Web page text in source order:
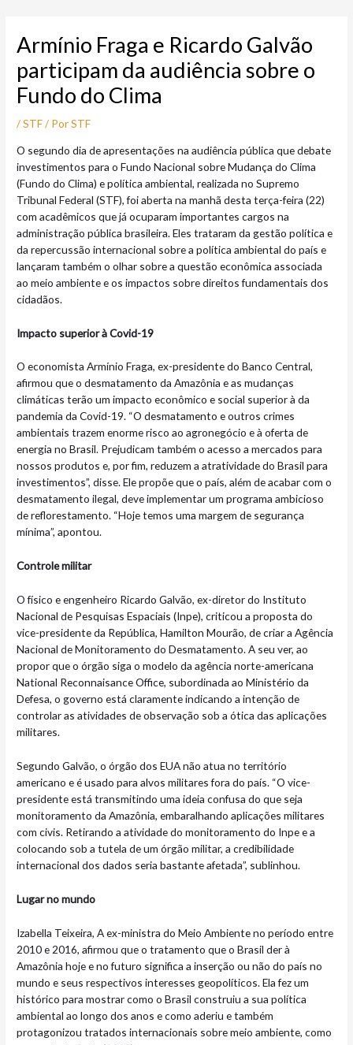
conteúdo
Armínio Fraga e Ricardo Galvão
participam da audiência sobre o
Fundo do Clima
/STF/ PorSTF
O segundo dia de apresentações na audiência pública que debate
investimentos para o Fundo Nacional sobre Mudança do Clima
(Fundo do Clima) e política ambiental, realizada no Supremo
Tribunal Federal (STF), foi aberta na manhã desta terça-feira (22)
com acadêmicos que já ocuparam importantes cargos na
administração pública brasileira. Eles trataram da gestão política e
da repercussão internacional sobre a política ambiental do país e
lançaram também o olhar sobre a questão econômica associada
ao meio ambiente e os impactos sobre direitos fundamentais dos
cidadãos.
Impacto superior à Covid-19
O economista Armínio Fraga, ex-presidente do Banco Central,
afirmou que o desmatamento da Amazônia e as mudanças
climáticas terão um impacto econômico e social superior à da
pandemia da Covid-19. “O desmatamento e outros crimes
ambientais trazem enorme risco ao agronegócio e à oferta de
energia no Brasil. Prejudicam também o acesso a mercados para
nossos produtos e, por fim, reduzem a atratividade do Brasil para
investimentos”, disse. Ele propõe que o país, além de acabar com o
desmatamento ilegal, deve implementar um programa ambicioso
de reflorestamento. “Hoje temos uma margem de segurança
mínima”, apontou.
Controle militar
O físico e engenheiro Ricardo Galvão, ex-diretor do Instituto
Nacional de Pesquisas Espaciais (Inpe), criticou a proposta do
vice-presidente da República, Hamilton Mourão, de criar a Agência
Nacional de Monitoramento do Desmatamento. A seu ver, ao
propor que o órgão siga o modelo da agência norte-americana
National Reconnaisance Office, subordinada ao Ministério da
Defesa, o governo está claramente indicando a intenção de
controlar as atividades de observação sob a ótica das aplicações
militares.
Segundo Galvão, o órgão dos EUA não atua no território
americano e é usado para alvos militares fora do país. “O vice-
presidente está transmitindo uma ideia confusa do que seja
monitoramento da Amazônia, embaralhando aplicações militares
com civis. Retirando a atividade do monitoramento do Inpe e a
colocando sob a tutela de um órgão militar, a credibilidade
internacional dos dados seria bastante afetada”, sublinhou.
Lugar no mundo
Izabella Teixeira, A ex-ministra do Meio Ambiente no período entre
2010 e 2016, afirmou que o tratamento que o Brasil der à
Amazônia hoje e no futuro significa a inserção ou não do país no
mundo e seus respectivos interesses geopolíticos. Ela fez um
histórico para mostrar como o Brasil construiu a sua política
ambiental ao longo dos anos e como aderiu e também
protagonizou tratados internacionais sobre meio ambiente, como